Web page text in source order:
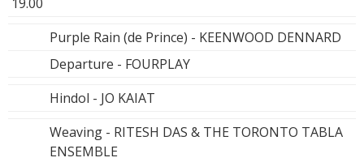
Purple Rain (de Prince) - KEENWOOD DENNARD
Departure - FOURPLAY
Hindol - JO KAIAT
Weaving - RITESH DAS & THE TORONTO TABLA
ENSEMBLE